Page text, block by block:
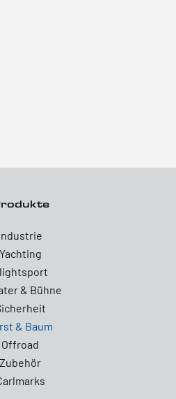
Yachting
& Bühne
& Baum
Offroad
Zubehör